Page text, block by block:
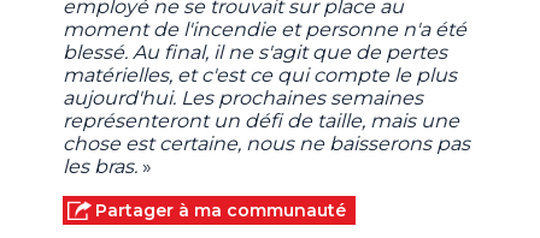
employé ne se trouvait sur place au
moment de l'incendie et personne n'a été
blessé. Au final, il ne s'agit que de pertes
matérielles, et c'est ce qui compte le plus
aujourd'hui. Les prochaines semaines
représenteront un défi de taille, mais une
chose est certaine, nous ne baisserons pas
les bras. »
Partager à ma communauté